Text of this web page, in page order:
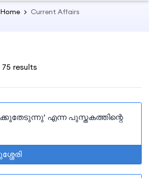
Home Current Affairs
results
എന്ന പുസ്തകത്തിന്റെ